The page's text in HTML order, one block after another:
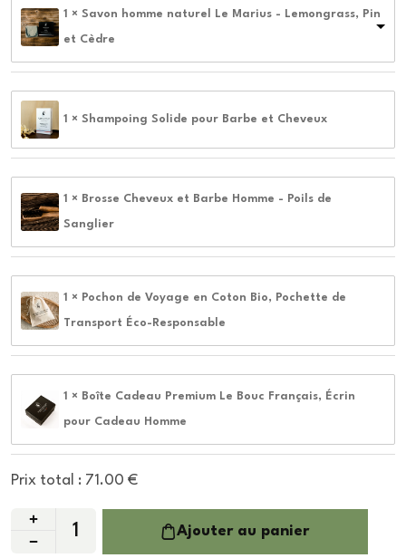
5
1 × Savon homme naturel Le Marius - Lemongrass, Pin
et Cèdre
1 × Shampoing Solide pour Barbe et Cheveux
1 × Brosse Cheveux et Barbe Homme - Poils de
Sanglier
1 × Pochon de Voyage en Coton Bio, Pochette de
Transport Éco-Responsable
1 × Boîte Cadeau Premium Le Bouc Français, Écrin
pour Cadeau Homme
Prix total : 71.00 €
Ajouter au panier